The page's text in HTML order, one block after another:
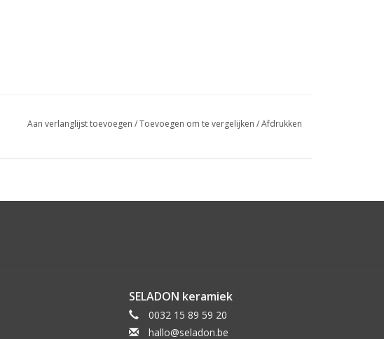
Aan verlanglijst toevoegen /Toevoegen om te vergelijken /Afdrukken
SELADON keramiek
0032 15 89 59 20
hallo@seladon.be